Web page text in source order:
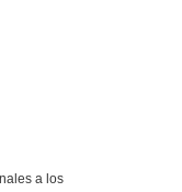
a los